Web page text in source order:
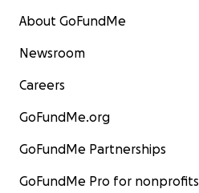
About GoFundMe
Newsroom
Careers
GoFundMe.org
GoFundMe Partnerships
GoFundMe Pro for nonprofits